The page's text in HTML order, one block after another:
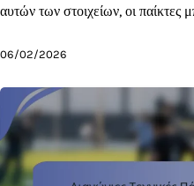
αυτών των στοιχείων, οι παίκτες
06/02/2026